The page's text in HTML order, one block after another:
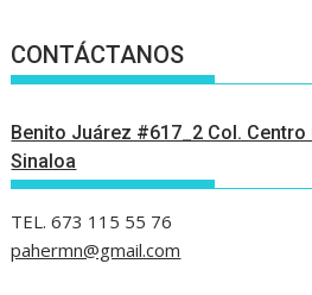
CONTÁCTANOS
Benito Juárez #617_2 Col. Centro
Sinaloa
TEL. 673 115 55 76
pahermn@gmail.com